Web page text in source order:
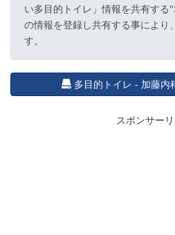
い多目的トイレ」情報を共有する
の情報を登録し共有する事により
す。
多目的トイレ - 加藤内
スポンサー